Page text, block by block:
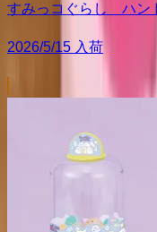
すみっコぐらし ハン
2026/5/15 入荷